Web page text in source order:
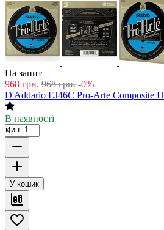
На запит
968 грн. 968 грн. -0%
D'Addario EJ46C Pro-Arte Composite
В наявності
мин. 1
У кошик